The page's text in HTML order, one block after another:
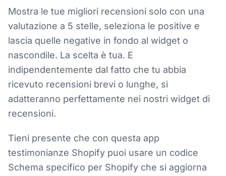
Mostra le tue migliori recensioni solo con una
valutazione a 5 stelle, seleziona le positive e
lascia quelle negative in fondo al widget o
nascondile. La scelta è tua. E
indipendentemente dal fatto che tu abbia
ricevuto recensioni brevi o lunghe, si
adatteranno perfettamente nei nostri widget di
recensioni.
Tieni presente che con questa app
testimonianze Shopify puoi usare un codice
Schema specifico per Shopify che si aggiorna